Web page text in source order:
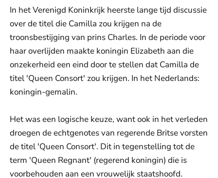
In het Verenigd Koninkrijk heerste lange tijd discussie
over de titel die Camilla zou krijgen na de
troonsbestijging van prins Charles. In de periode voor
haar overlijden maakte koningin Elizabeth aan die
onzekerheid een eind door te stellen dat Camilla de
titel 'Queen Consort' zou krijgen. In het Nederlands:
koningin-gemalin.
Het was een logische keuze, want ook in het verleden
droegen de echtgenotes van regerende Britse vorsten
de titel 'Queen Consort'. Dit in tegenstelling tot de
term 'Queen Regnant' (regerend koningin) die is
voorbehouden aan een vrouwelijk staatshoofd.